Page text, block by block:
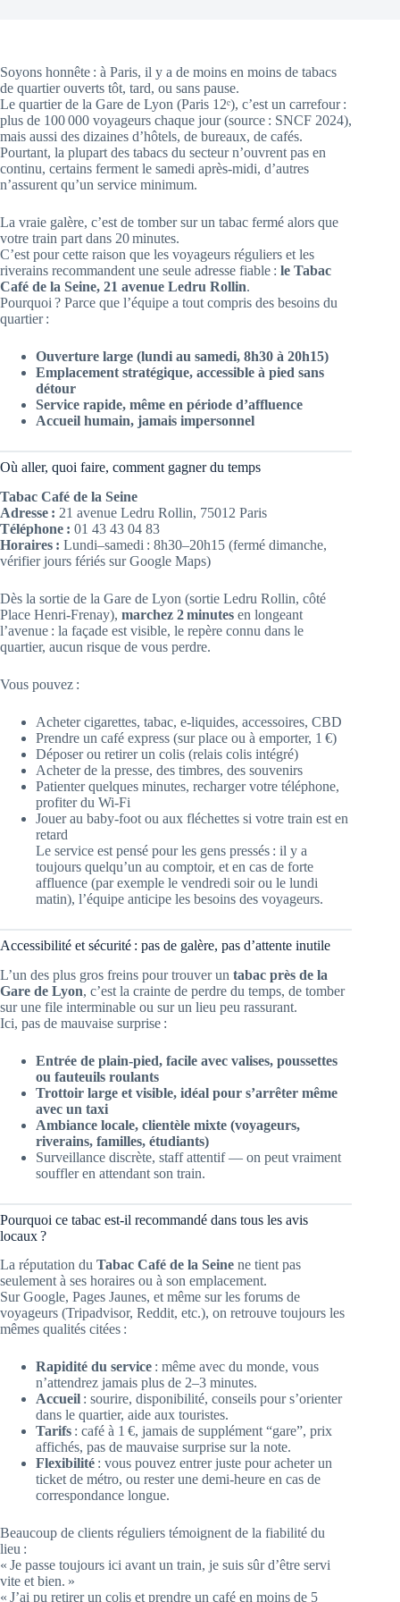
Soyons honnête : à Paris, il y a de moins en moins de tabacs
de quartier ouverts tôt, tard, ou sans pause.
Le quartier de la Gare de Lyon (Paris 12ᵉ), c’est un carrefour :
plus de 100 000 voyageurs chaque jour (source : SNCF 2024),
mais aussi des dizaines d’hôtels, de bureaux, de cafés.
Pourtant, la plupart des tabacs du secteur n’ouvrent pas en
continu, certains ferment le samedi après-midi, d’autres
n’assurent qu’un service minimum.
La vraie galère, c’est de tomber sur un tabac fermé alors que
votre train part dans 20 minutes.
C’est pour cette raison que les voyageurs réguliers et les
riverains recommandent une seule adresse fiable : le Tabac
Café de la Seine, 21 avenue Ledru Rollin.
Pourquoi ? Parce que l’équipe a tout compris des besoins du
quartier :
Ouverture large (lundi au samedi, 8h30 à 20h15)
Emplacement stratégique, accessible à pied sans
détour
Service rapide, même en période d’affluence
Accueil humain, jamais impersonnel
Où aller, quoi faire, comment gagner du temps
Tabac Café de la Seine
Adresse : 21 avenue Ledru Rollin, 75012 Paris
Téléphone : 01 43 43 04 83
Horaires : Lundi–samedi : 8h30–20h15 (fermé dimanche,
vérifier jours fériés sur Google Maps)
Dès la sortie de la Gare de Lyon (sortie Ledru Rollin, côté
Place Henri-Frenay), marchez 2 minutes en longeant
l’avenue : la façade est visible, le repère connu dans le
quartier, aucun risque de vous perdre.
Vous pouvez :
Acheter cigarettes, tabac, e-liquides, accessoires, CBD
Prendre un café express (sur place ou à emporter, 1 €)
Déposer ou retirer un colis (relais colis intégré)
Acheter de la presse, des timbres, des souvenirs
Patienter quelques minutes, recharger votre téléphone,
profiter du Wi-Fi
Jouer au baby-foot ou aux fléchettes si votre train est en
retard
Le service est pensé pour les gens pressés : il y a
toujours quelqu’un au comptoir, et en cas de forte
affluence (par exemple le vendredi soir ou le lundi
matin), l’équipe anticipe les besoins des voyageurs.
Accessibilité et sécurité : pas de galère, pas d’attente inutile
L’un des plus gros freins pour trouver un tabac près de la
Gare de Lyon, c’est la crainte de perdre du temps, de tomber
sur une file interminable ou sur un lieu peu rassurant.
Ici, pas de mauvaise surprise :
Entrée de plain-pied, facile avec valises, poussettes
ou fauteuils roulants
Trottoir large et visible, idéal pour s’arrêter même
avec un taxi
Ambiance locale, clientèle mixte (voyageurs,
riverains, familles, étudiants)
Surveillance discrète, staff attentif — on peut vraiment
souffler en attendant son train.
Pourquoi ce tabac est-il recommandé dans tous les avis
locaux ?
La réputation du Tabac Café de la Seine ne tient pas
seulement à ses horaires ou à son emplacement.
Sur Google, Pages Jaunes, et même sur les forums de
voyageurs (Tripadvisor, Reddit, etc.), on retrouve toujours les
mêmes qualités citées :
Rapidité du service : même avec du monde, vous
n’attendrez jamais plus de 2–3 minutes.
Accueil : sourire, disponibilité, conseils pour s’orienter
dans le quartier, aide aux touristes.
Tarifs : café à 1 €, jamais de supplément “gare”, prix
affichés, pas de mauvaise surprise sur la note.
Flexibilité : vous pouvez entrer juste pour acheter un
ticket de métro, ou rester une demi-heure en cas de
correspondance longue.
Beaucoup de clients réguliers témoignent de la fiabilité du
lieu :
« Je passe toujours ici avant un train, je suis sûr d’être servi
vite et bien. »
« J’ai pu retirer un colis et prendre un café en moins de 5